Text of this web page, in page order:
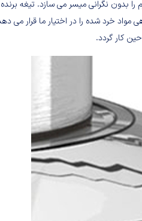
سرد و گرم را بدون نگرانی میسر می سازد. تیغه